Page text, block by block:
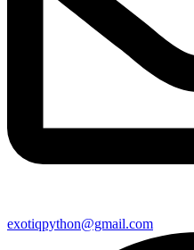
exotiqpython@gmail.com